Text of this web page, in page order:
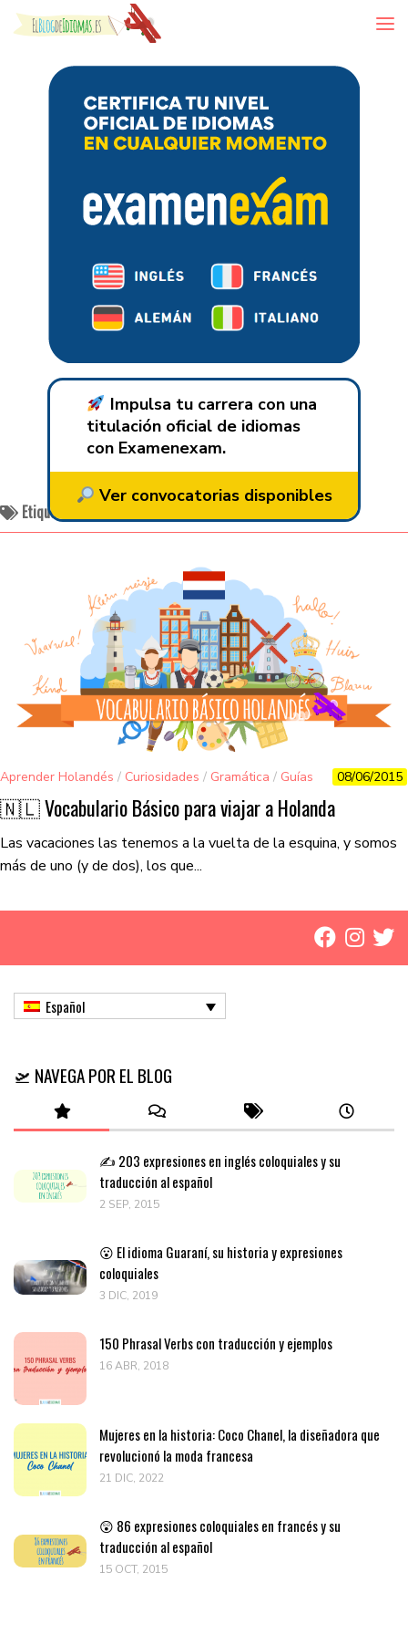
Skip to content
Impulsa tu carrera con una
titulación oficial de idiomas
con Examenexam.
Ver convocatorias disponibles
Etiquetado:
Aprender Holandés / Curiosidades / Gramática / Guías
para VIAJEROS TOP/ Viajes y más
08/06/2015
🇳🇱 Vocabulario Básico para viajar a Holanda
Las vacaciones las tenemos a la vuelta de la esquina, y somos
más de uno (y de dos), los que...
Español
🛫 NAVEGA POR EL BLOG
✍️ 203 expresiones en inglés coloquiales y su
traducción al español
2 SEP, 2015
😮 El idioma Guaraní, su historia y expresiones
coloquiales
3 DIC, 2019
150 Phrasal Verbs con traducción y ejemplos
16 ABR, 2018
Mujeres en la historia: Coco Chanel, la diseñadora que
revolucionó la moda francesa
21 DIC, 2022
😲 86 expresiones coloquiales en francés y su
traducción al español
15 OCT, 2015